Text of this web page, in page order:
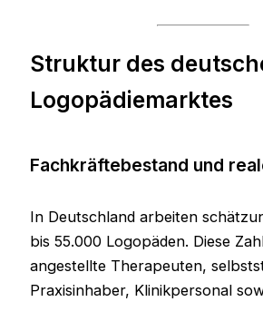
Struktur des
Logopädiemarktes
Fachkräftebestand und
In Deutschland arbeiten
bis 55.000 Logopäden. Diese
angestellte Therapeuten,
Praxisinhaber, Klinikpersonal